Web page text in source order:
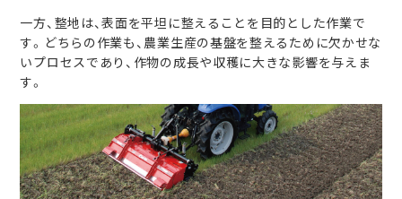
一方、整地は、表面を平坦に整えることを目的とした作業で
す。どちらの作業も、農業生産の基盤を整えるために欠かせな
いプロセスであり、作物の成長や収穫に大きな影響を与えま
す。